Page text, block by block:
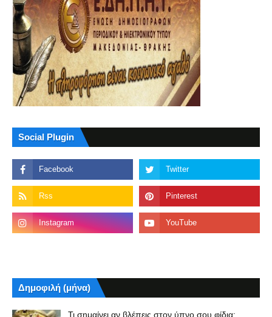
Social Plugin
Δημοφιλή (μήνα)
Τι σημαίνει αν βλέπεις στον ύπνο σου φίδια;